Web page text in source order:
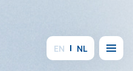
EN NL Menu